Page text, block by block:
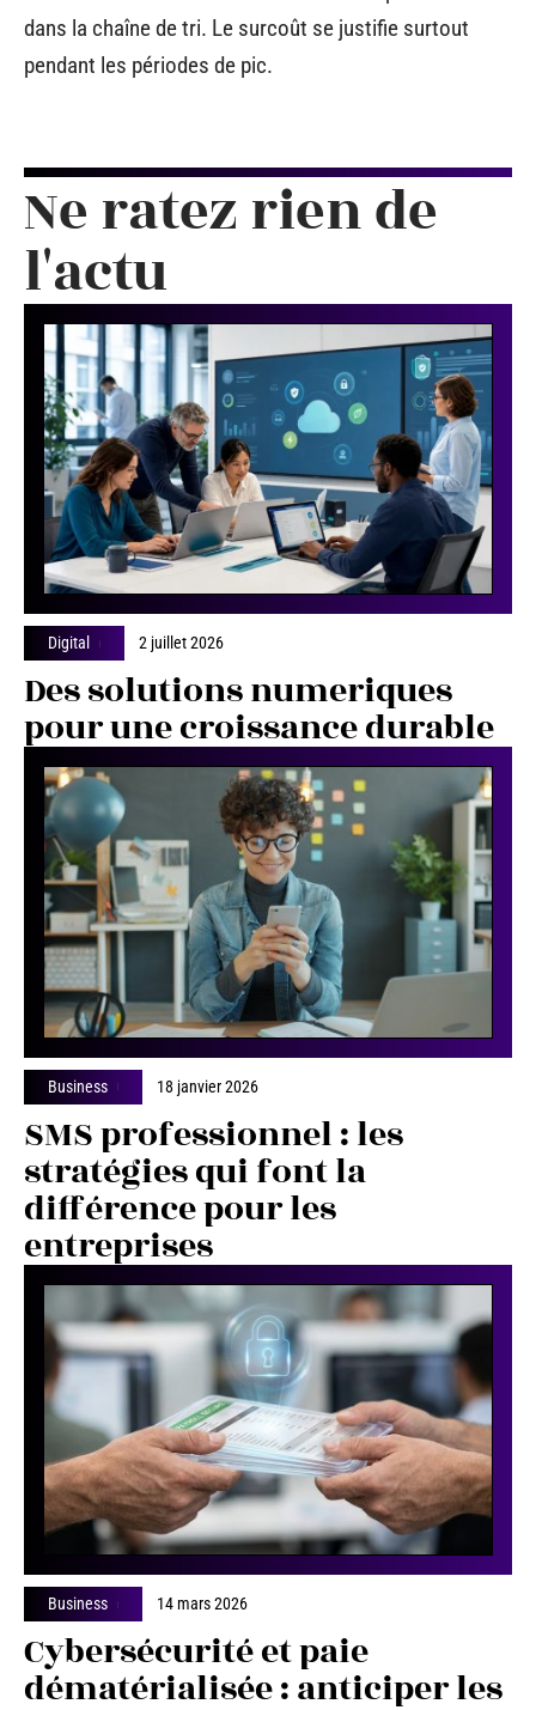
dans la chaîne de tri. Le surcoût se justifie surtout
pendant les périodes de pic.
Ne ratez rien de
l'actu
Digital 2 juillet 2026
Des solutions numeriques
pour une croissance durable
Business 18 janvier 2026
SMS professionnel : les
stratégies qui font la
différence pour les
entreprises
Business 14 mars 2026
Cybersécurité et paie
dématérialisée : anticiper les